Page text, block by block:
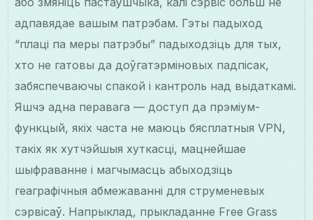
адпавядае вашым патрэбам. Гэты падыход
“плаці па меры патрэбы” падыходзіць для тых,
хто не гатовы да доўгатэрміновых падпісак,
забяспечваючы спакой і кантроль над выдаткамі.
Яшчэ адна перавага — доступ да прэміум-
функцый, якіх часта не маюць бясплатныя VPN,
такіх як хутчэйшыя хуткасці, мацнейшае
шыфраванне і магчымасць абыходзіць
геаграфічныя абмежаванні для струменевых
сэрвісаў. Напрыклад, прыкладанне Free Grass